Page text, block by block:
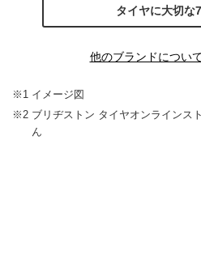
タイヤに大切な
他のブランドについ
※1 イメージ図
※2 ブリヂストン タイヤオンラインス
ん